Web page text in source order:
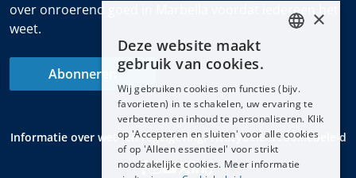
over onroerend goed in Marbella voordat iedereen het
weet.
Abonneren
Informatie over wet- en regelgevingPrivacybeleidCookiebeleid
DEUTSCH
FRANÇAIS
×
Deze website maakt
gebruik van cookies.
Wij gebruiken cookies om functies (bijv.
favorieten) in te schakelen, uw ervaring te
verbeteren en inhoud te personaliseren. Klik
op 'Accepteren en sluiten' voor alle cookies
of op 'Alleen essentieel' voor strikt
noodzakelijke cookies. Meer informatie